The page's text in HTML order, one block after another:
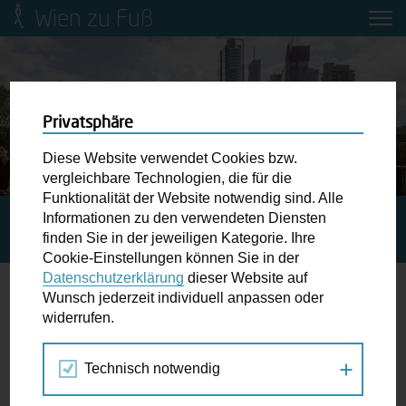
Wien zu Fuß
Mobilitätsbildung für Kinder und
Ringstraße-Neugestaltung
Wiener Fußwegekarte
Newsletter abonnieren
Wunschbox
der Ampel ...
STARTSEITE AKTUELLES
KAGRANER BRÜCKE: MEHR
PLATZ ZUM ZU-FUSS-GEHEN
Kagraner Brücke: Mehr Platz zum Zu-
Fuß-Gehen
18.02.2022
Privatsphäre
Diese Website verwendet Cookies bzw.
vergleichbare Technologien, die für die
Funktionalität der Website notwendig sind. Alle
Informationen zu den verwendeten Diensten
finden Sie in der jeweiligen Kategorie. Ihre
Cookie-Einstellungen können Sie in der
Datenschutzerklärung dieser Website auf
Wunsch jederzeit individuell anpassen oder
widerrufen.
Technisch notwendig